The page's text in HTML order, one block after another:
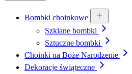
Bombki choinkowe
Szklane bombki
Sztuczne bombki
Choinki na Boże Narodzenie
Dekoracje świąteczne